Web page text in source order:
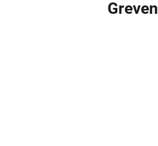
Greven